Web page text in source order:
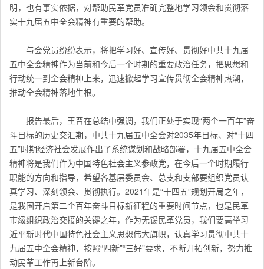
明，也有事实依据，对帮助民革党员准确完整地学习领会和贯彻落
实十九届五中全会精神有重要的帮助。
与会党员纷纷表示，将把学习好、宣传好、贯彻好中共十九届
五中全会精神作为当前和今后一个时期的重要政治任务，把思想和
行动统一到全会精神上来，迅速掀起学习宣传贯彻全会精神热潮，
推动全会精神落地生根。
报告最后，王晋在总结中强调，我们正处于实现“两个一百年”奋
斗目标的历史交汇期，中共十九届五中全会对2035年目标、对“十四
五”时期经济社会发展作出了系统谋划和战略部署，十九届五中全会
精神将是我们作为中国特色社会主义参政党，在今后一个时期履行
职能的方向和指导，希望各基层委员会、总支和支部要组织党员认
真学习、深刻领会、贯彻执行。2021年是“十四五”规划开局之年，
是我国开启第二个百年奋斗目标新征程的重要时间节点，也是民革
市级组织政治交接的关键之年，作为无锡民革党员，我们要高举习
近平新时代中国特色社会主义思想伟大旗帜，认真学习贯彻中共十
九届五中全会精神，按照“四新”“三好”要求，不断开拓创新，努力推
动民革工作再上新台阶。